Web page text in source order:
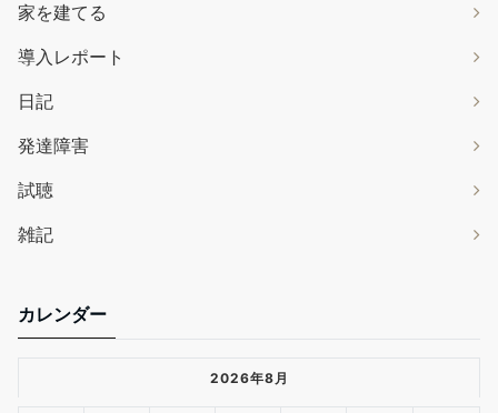
家を建てる
導入レポート
日記
発達障害
試聴
雑記
カレンダー
2026年8月